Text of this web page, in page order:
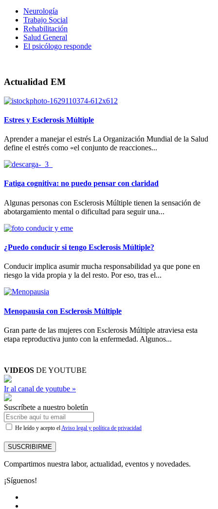
Neurología
Trabajo Social
Rehabilitación
Salud General
El psicólogo responde
Actualidad EM
Estres y Esclerosis Múltiple
Aprender a manejar el estrés La Organización Mundial de la Salud
define el estrés como «el conjunto de reacciones...
Fatiga cognitiva: no puedo pensar con claridad
Algunas personas con Esclerosis Múltiple tienen la sensación de
abotargamiento mental o dificultad para seguir una...
¿Puedo conducir si tengo Esclerosis Múltiple?
Conducir implica asumir mucha responsabilidad ya que pone en
riesgo la vida propia y la del resto. Por eso, tras el...
Menopausia con Esclerosis Múltiple
Gran parte de las mujeres con Esclerosis Múltiple atraviesa esta
etapa reproductiva junto con la enfermedad. Algunos...
VIDEOS DE YOUTUBE
Ir al canal de youtube »
Suscríbete a nuestro boletín
He leído y acepto elAviso legal y política de privacidad
SUSCRIBIRME
Compartimos nuestra labor, actualidad, eventos y novedades.
¡Síguenos!